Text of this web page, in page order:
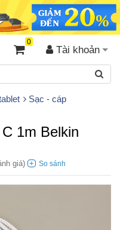
Tài khoản
0
Sạc - cáp
1m Belkin
giá)